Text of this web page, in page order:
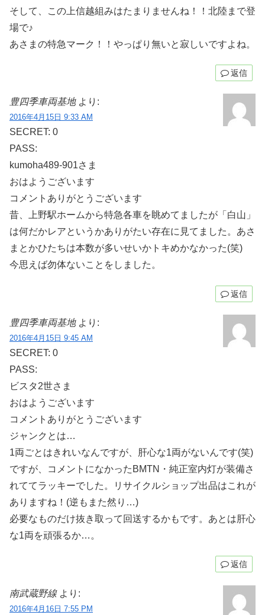
そして、この上信越組みはたまりませんね！！北陸まで登
場で♪
あさまの特急マーク！！やっぱり無いと寂しいですよね。
返信
豊四季車両基地 より:
2016年4月15日 9:33 AM
SECRET: 0
PASS:
kumoha489-901さま
おはようございます
コメントありがとうございます
昔、上野駅ホームから特急各車を眺めてましたが「白山」
は何だかレアというかありがたい存在に見てました。あさ
まとかひたちは本数が多いせいかトキめかなかった(笑)
今思えば勿体ないことをしました。
返信
豊四季車両基地 より:
2016年4月15日 9:45 AM
SECRET: 0
PASS:
ビスタ2世さま
おはようございます
コメントありがとうございます
ジャンクとは…
1両ごとはきれいなんですが、肝心な1両がないんです(笑)
ですが、コメントになかったBMTN・純正室内灯が装備さ
れててラッキーでした。リサイクルショップ出品はこれが
ありますね！(逆もまた然り…)
必要なものだけ抜き取って回送するかもです。あとは肝心
な1両を頑張るか…。
返信
南武蔵野線 より:
2016年4月16日 7:55 PM